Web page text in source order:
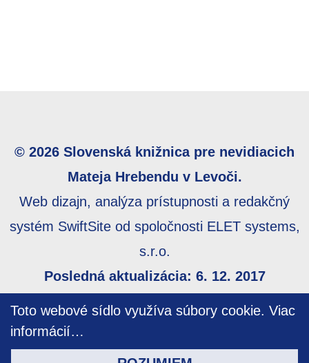
Toto webové sídlo využíva súbory cookie. Viac
informácií…
© 2026 Slovenská knižnica pre nevidiacich
Mateja Hrebendu v Levoči.
Web dizajn, analýza prístupnosti a redakčný
systém SwiftSite od spoločnosti ELET systems,
s.r.o.
Posledná aktualizácia: 6. 12. 2017
prístupnosti